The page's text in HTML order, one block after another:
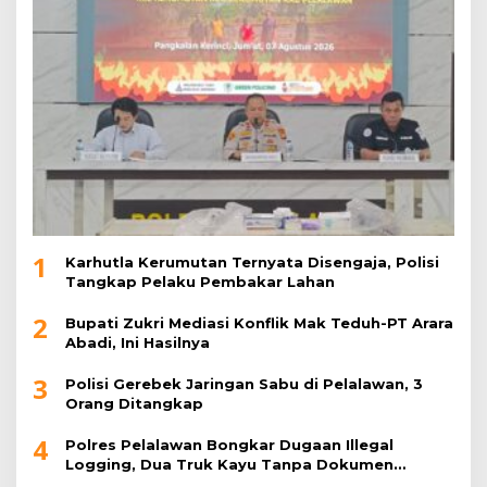
1
Karhutla Kerumutan Ternyata Disengaja, Polisi
Tangkap Pelaku Pembakar Lahan
2
Bupati Zukri Mediasi Konflik Mak Teduh-PT Arara
Abadi, Ini Hasilnya
3
Polisi Gerebek Jaringan Sabu di Pelalawan, 3
Orang Ditangkap
4
Polres Pelalawan Bongkar Dugaan Illegal
Logging, Dua Truk Kayu Tanpa Dokumen